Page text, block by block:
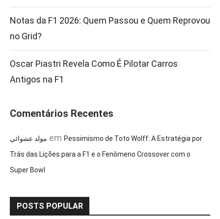
Notas da F1 2026: Quem Passou e Quem Reprovou
no Grid?
Oscar Piastri Revela Como É Pilotar Carros
Antigos na F1
Comentários Recentes
مولد عشوائي em Pessimismo de Toto Wolff: A Estratégia por
Trás das Lições para a F1 e o Fenômeno Crossover com o
Super Bowl
POSTS POPULAR